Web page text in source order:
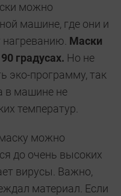
можно
машине, где они и
Маски
градусах. Но не
эко-программу, так
в машине не
температур.
можно
до очень высоких
вирусы. Важно,
материал. Если